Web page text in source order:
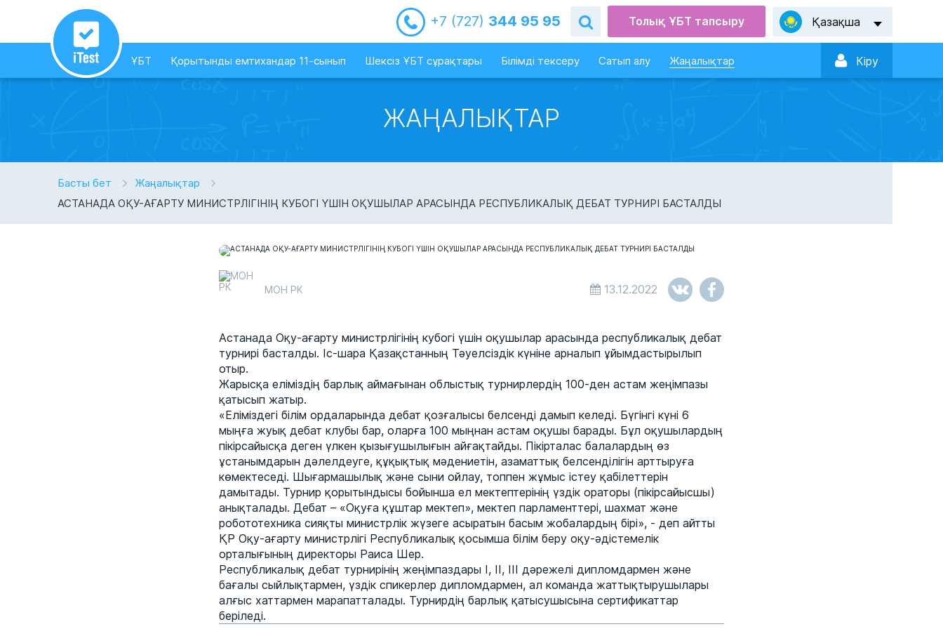
+7 (727) 344 95 95 Толық ҰБТ тапсыру Қазақша
ҰБТ Қорытынды емтихандар 11-сынып Шексіз ҰБТ сұрақтары Білімді тексеру Сатып алу Жаңалықтар  Кiру
ЖАҢАЛЫҚТАР
Басты бет
Жаңалықтар
АСТАНАДА ОҚУ-АҒАРТУ МИНИСТРЛІГІНІҢ КУБОГІ ҮШІН ОҚУШЫЛАР АРАСЫНДА РЕСПУБЛИКАЛЫҚ ДЕБАТ ТУРНИРІ БАСТАЛДЫ
МОН РК 13.12.2022
Астанада Оқу-ағарту министрлігінің кубогі үшін оқушылар арасында республикалық дебат
турнирі басталды. Іс-шара Қазақстанның Тәуелсіздік күніне арналып ұйымдастырылып
отыр.
Жарысқа еліміздің барлық аймағынан облыстық турнирлердің 100-ден астам жеңімпазы
қатысып жатыр.
«Еліміздегі білім ордаларында дебат қозғалысы белсенді дамып келеді. Бүгінгі күні 6
мыңға жуық дебат клубы бар, оларға 100 мыңнан астам оқушы барады. Бұл оқушылардың
пікірсайысқа деген үлкен қызығушылығын айғақтайды. Пікірталас балалардың өз
ұстанымдарын дәлелдеуге, құқықтық мәдениетін, азаматтық белсенділігін арттыруға
көмектеседі. Шығармашылық және сыни ойлау, топпен жұмыс істеу қабілеттерін
дамытады. Турнир қорытындысы бойынша ел мектептерінің үздік ораторы (пікірсайысшы)
анықталады. Дебат – «Оқуға құштар мектеп», мектеп парламенттері, шахмат және
робототехника сияқты министрлік жүзеге асыратын басым жобалардың бірі», - деп айтты
ҚР Оқу-ағарту министрлігі Республикалық қосымша білім беру оқу-әдістемелік
орталығының директоры Раиса Шер.
Республикалық дебат турнирінің жеңімпаздары I, II, III дәрежелі дипломдармен және
бағалы сыйлықтармен, үздік спикерлер дипломдармен, ал команда жаттықтырушылары
алғыс хаттармен марапатталады. Турнирдің барлық қатысушысына сертификаттар
беріледі.